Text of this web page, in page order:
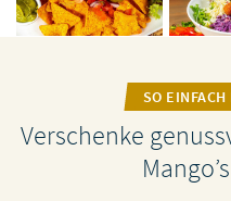
SO
Verschenke